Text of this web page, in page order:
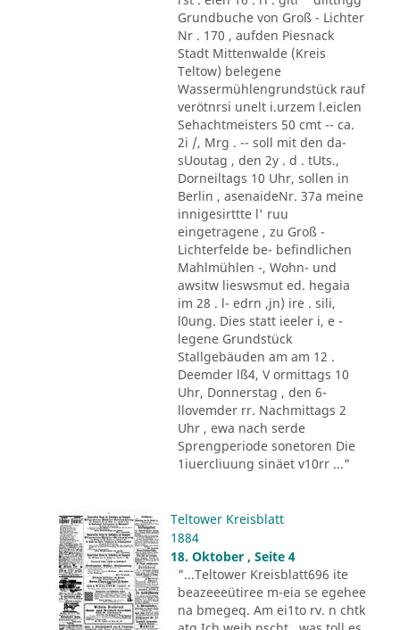
Grundbuche von Groß - Lichter
Nr . 170 , aufden Piesnack
Stadt Mittenwalde (Kreis
Teltow) belegene
Wassermühlengrundstück rauf
verötnrsi unelt i.urzem l.eiclen
Sehachtmeisters 50 cmt -- ca.
2i /, Mrg . -- soll mit den da-
sUoutag , den 2y . d . tUts.,
Dorneiltags 10 Uhr, sollen in
Berlin , asenaideNr. 37a meine
innigesirttte l' ruu
eingetragene , zu Groß -
Lichterfelde be- befindlichen
Mahlmühlen -, Wohn- und
awsitw lieswsmut ed. hegaia
im 28 . l- edrn ,jn) ire . sili,
l0ung. Dies statt ieeler i, e -
legene Grundstück
Stallgebäuden am am 12 .
Deemder lß4, V ormittags 10
Uhr, Donnerstag , den 6-
llovemder rr. Nachmittags 2
Uhr , ewa nach serde
Sprengperiode sonetoren Die
1iuercliuung sinäet v10rr ..."
Teltower Kreisblatt
1884
18. Oktober , Seite 4
"...Teltower Kreisblatt696 ite
beazeeeütiree m-eia se egehee
na bmegeq. Am ei1to rv. n chtk